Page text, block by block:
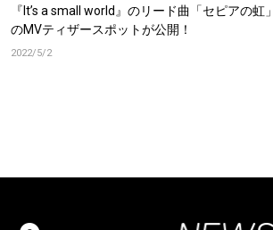
『It’s a small world』のリード曲「セピアの虹」
のMVティザースポットが公開！
2022/5/2